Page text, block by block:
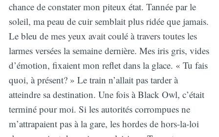
chance de constater mon piteux état. Tannée par le
soleil, ma peau de cuir semblait plus ridée que jamais.
Le bleu de mes yeux avait coulé à travers toutes les
larmes versées la semaine dernière. Mes iris gris, vides
d’émotion, fixaient mon reflet dans la glace. « Tu fais
quoi, à présent? » Le train n’allait pas tarder à
atteindre sa destination. Une fois à Black Owl, c’était
terminé pour moi. Si les autorités corrompues ne
m’attrapaient pas à la gare, les hordes de hors-la-loi